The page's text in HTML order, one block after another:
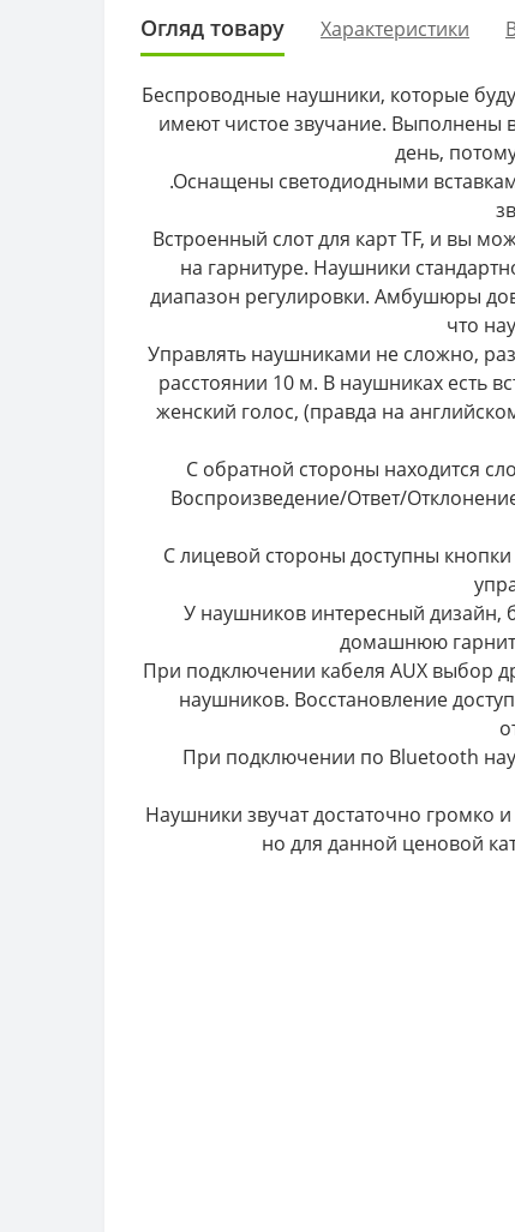
Огляд товару Характеристики
Беспроводные наушники, которые
имеют чистое звучание. Выполнены
день,
.Оснащены светодиодными
Встроенный слот для карт TF, и вы
на гарнитуре. Наушники
диапазон регулировки. Амбушюры
что
Управлять наушниками не сложно,
расстоянии 10 м. В наушниках есть
женский голос, (правда на
С обратной стороны находится
Воспроизведение/Ответ/
С лицевой стороны доступны
У наушников интересный дизайн,
домашнюю
При подключении кабеля AUX выбор
наушников. Восстановление
При подключении по Bluetooth
Наушники звучат достаточно громко
но для данной ценовой